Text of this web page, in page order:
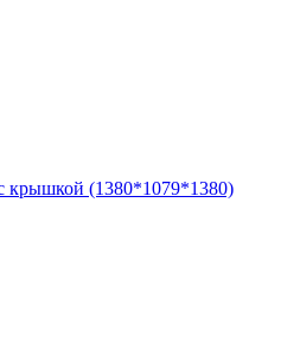
крышкой (1380*1079*1380)